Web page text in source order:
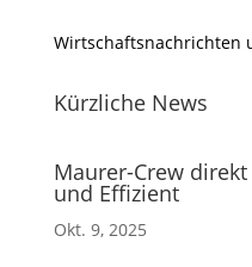
Wirtschaftsnachrichten
Kürzliche News
Maurer-Crew
und Effizient
Okt. 9, 2025